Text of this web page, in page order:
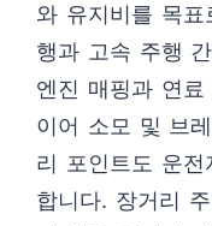
와 유지비를 목
행과 고속 주행
엔진 매핑과 연
이어 소모 및 브
리 포인트도 운
합니다. 장거리